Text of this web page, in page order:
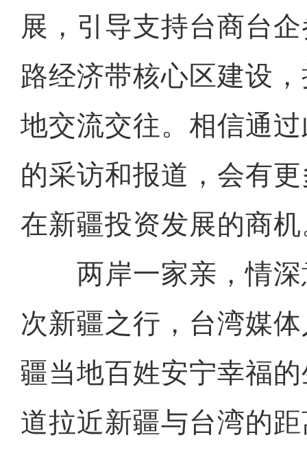
展，引导支持台商台
路经济带核心区建设
地交流交往。相信通
的采访和报道，会有
在新疆投资发展的商
两岸一家亲，情深
次新疆之行，台湾媒
疆当地百姓安宁幸福
道拉近新疆与台湾的